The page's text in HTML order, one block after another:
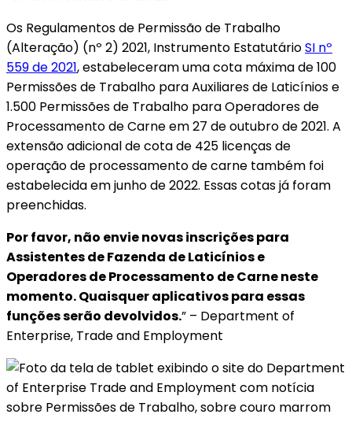
Os Regulamentos de Permissão de Trabalho
(Alteração) (nº 2) 2021, Instrumento EstatutárioSI nº
559 de 2021, estabeleceram uma cota máxima de 100
Permissões de Trabalho para Auxiliares de Laticínios e
1.500 Permissões de Trabalho para Operadores de
Processamento de Carne em 27 de outubro de 2021. A
extensão adicional de cota de 425 licenças de
operação de processamento de carne também foi
estabelecida em junho de 2022. Essas cotas já foram
preenchidas.
Por favor, não envie novas inscrições para
Assistentes de Fazenda de Laticínios e
Operadores de Processamento de Carne neste
momento. Quaisquer aplicativos para essas
funções serão devolvidos.” – Department of
Enterprise, Trade and Employment